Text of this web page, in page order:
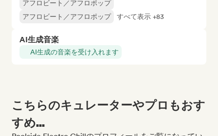
アフロビート／アフロポップ
アフロビート／アフロポップ
すべて表示 +83
AI生成音楽
AI生成の音楽を受け入れます
こちらのキュレーターやプロもおす
すめ...